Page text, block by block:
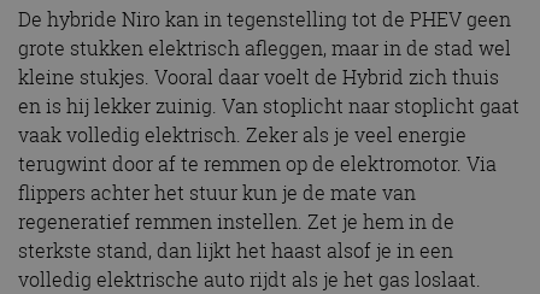
De hybride Niro kan in tegenstelling tot de PHEV geen
grote stukken elektrisch afleggen, maar in de stad wel
kleine stukjes. Vooral daar voelt de Hybrid zich thuis
en is hij lekker zuinig. Van stoplicht naar stoplicht gaat
vaak volledig elektrisch. Zeker als je veel energie
terugwint door af te remmen op de elektromotor. Via
flippers achter het stuur kun je de mate van
regeneratief remmen instellen. Zet je hem in de
sterkste stand, dan lijkt het haast alsof je in een
volledig elektrische auto rijdt als je het gas loslaat.